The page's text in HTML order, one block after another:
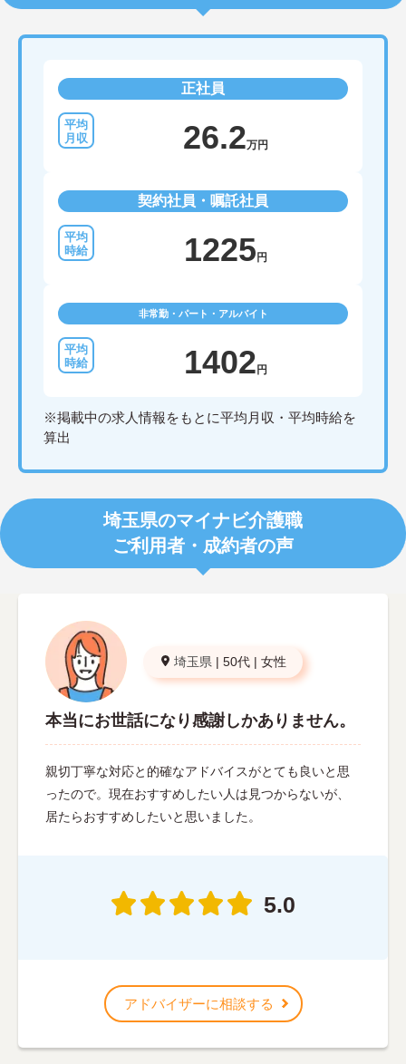
正社員
26.2万円
契約社員・嘱託社員
1225 円
非常勤・パート・アルバイト
1402 円
※掲載中の求人情報をもとに平均月収・平均時給を
算出
埼玉県のマイナビ介護職
ご利用者・成約者の声
埼玉県 | 50代 | 女性
本当にお世話になり感謝しかありません。
親切丁寧な対応と的確なアドバイスがとても良いと思
ったので。現在おすすめしたい人は見つからないが、
居たらおすすめしたいと思いました。
5.0
アドバイザーに相談する